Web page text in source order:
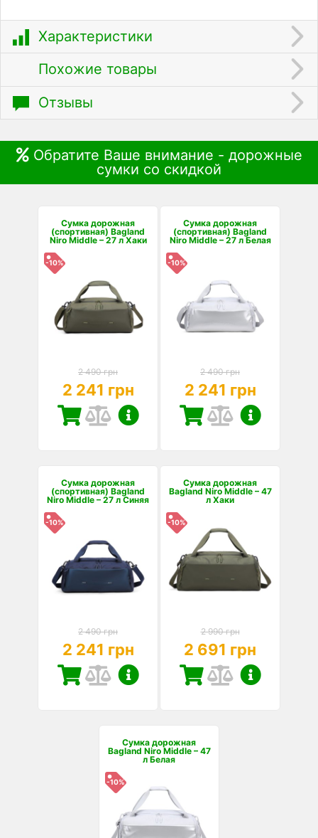
Характеристики
Похожие товары
Отзывы
Обратите Ваше внимание - дорожные
сумки со скидкой
Сумка дорожная
(спортивная) Bagland
Niro Middle – 27 л Хаки
-10%
2 490 грн
2 241 грн
Сумка дорожная
(спортивная) Bagland
Niro Middle – 27 л Белая
-10%
2 490 грн
2 241 грн
Сумка дорожная
(спортивная) Bagland
Niro Middle – 27 л Синяя
-10%
2 490 грн
2 241 грн
Сумка дорожная
Bagland Niro Middle – 47
л Хаки
-10%
2 990 грн
2 691 грн
Сумка дорожная
Bagland Niro Middle – 47
л Белая
-10%